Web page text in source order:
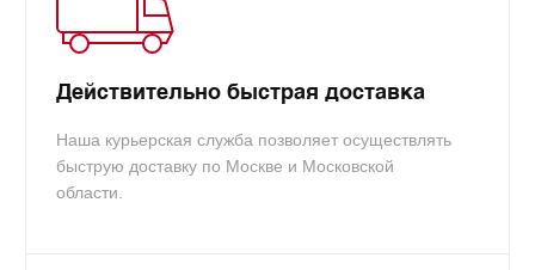
Действительно быстрая доставка
Наша курьерская служба позволяет осуществлять
быструю доставку по Москве и Московской
области.